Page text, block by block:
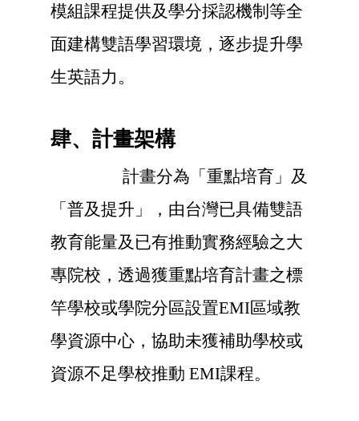
模組課程提供及學分採認機制等全
面建構雙語學習環境，逐步提升學
生英語力。
肆、計畫架構
計畫分為「重點培育」及
「普及提升」，由台灣已具備雙語
教育能量及已有推動實務經驗之大
專院校，透過獲重點培育計畫之標
竿學校或學院分區設置EMI區域教
學資源中心，協助未獲補助學校或
資源不足學校推動 EMI課程。